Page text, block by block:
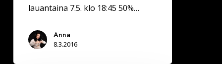
lauantaina 7.5. klo 18:45 50%…
Anna
8.3.2016